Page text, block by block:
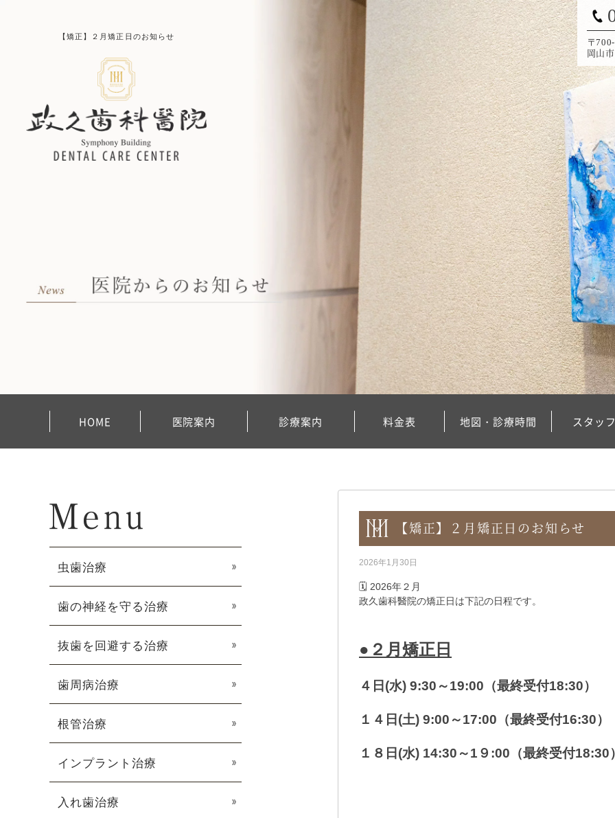
【矯正】２月矯正日のお知らせ
〒
岡山
HOME 医院案内 診療案内 料金表 地図・診療時間 スタッ
虫歯治療
歯の神経を守る治療
抜歯を回避する治療
歯周病治療
根管治療
インプラント治療
入れ歯治療
【矯正】２月矯正日のお知らせ
2026年1月30日
🗓️ 2026年２月
政久歯科醫院の矯正日は下記の日程です。
●２月矯正日
４日(水) 9:30～19:00（最終受付18:30）
１４日(土) 9:00～17:00（最終受付16:30）
１８日(水) 14:30～1９:00（最終受付18:30）